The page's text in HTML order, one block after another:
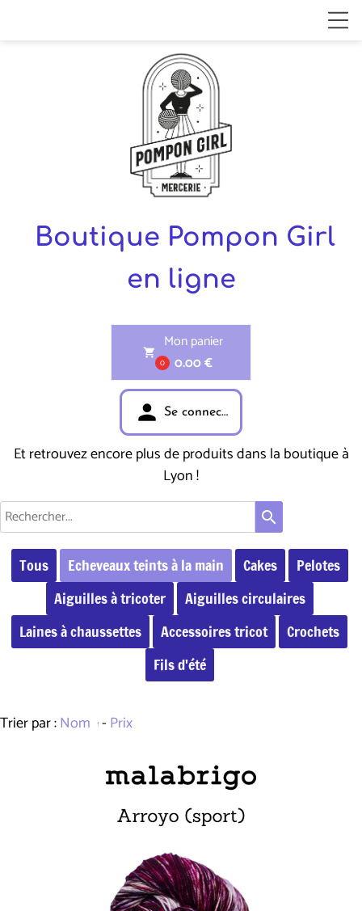
Boutique Pompon Girl
en ligne
shopping_cart
0
Mon panier
0.00 €
person Se connecter
Et retrouvez encore plus de produits dans la boutique à
Lyon !
search
Tous Echeveaux teints à la main Cakes
Pelotes
Aiguilles à tricoter
Aiguilles circulaires
Laines à chaussettes
Accessoires tricot
Crochets
Fils d'été
Trier par :Nom -Prix